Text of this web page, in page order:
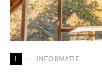
I INFORMATIE